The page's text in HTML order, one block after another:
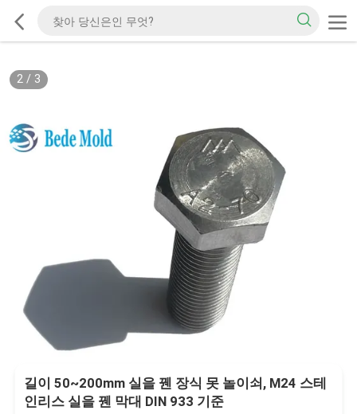
2/ 3
길이 50~200mm 실을 꿴 장식 못 놀이쇠, M24 스테
인리스 실을 꿴 막대 DIN 933 기준